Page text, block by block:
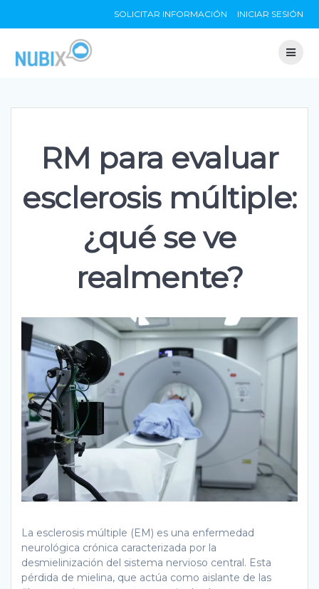
to
SOLICITAR INFORMACIÓN INICIAR SESIÓN
RM para evaluar
esclerosis múltiple:
¿qué se ve
realmente?
La esclerosis múltiple (EM) es una enfermedad
neurológica crónica caracterizada por la
desmielinización del sistema nervioso central. Esta
pérdida de mielina, que actúa como aislante de las